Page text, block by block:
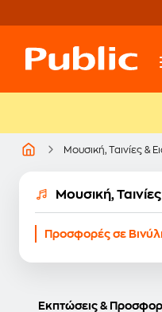
Μουσική, Ταινίες &
Μουσική, Ταινίες
Προσφορές σε
Εκπτώσεις &